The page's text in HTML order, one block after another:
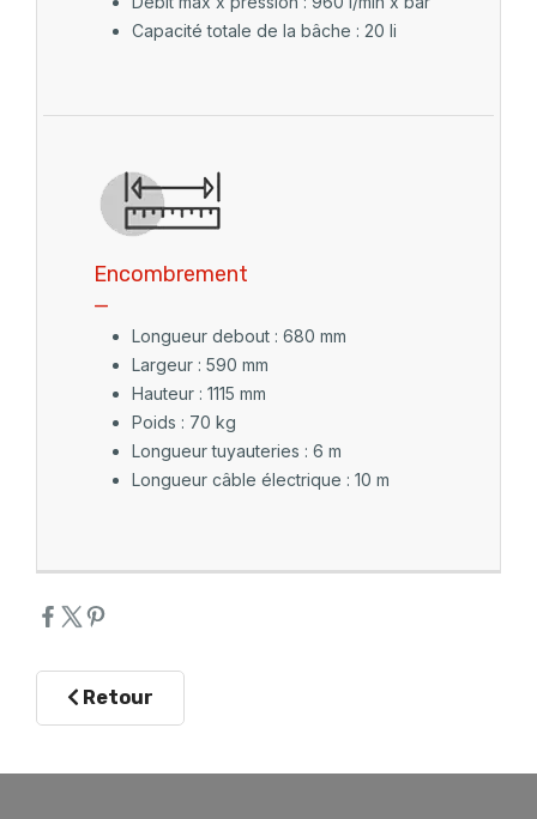
Capacité totale de la bâche : 20 li
Encombrement
_
Longueur debout : 680 mm
Largeur : 590 mm
Hauteur : 1115 mm
Poids : 70 kg
Longueur tuyauteries : 6 m
Longueur câble électrique : 10 m
Retour